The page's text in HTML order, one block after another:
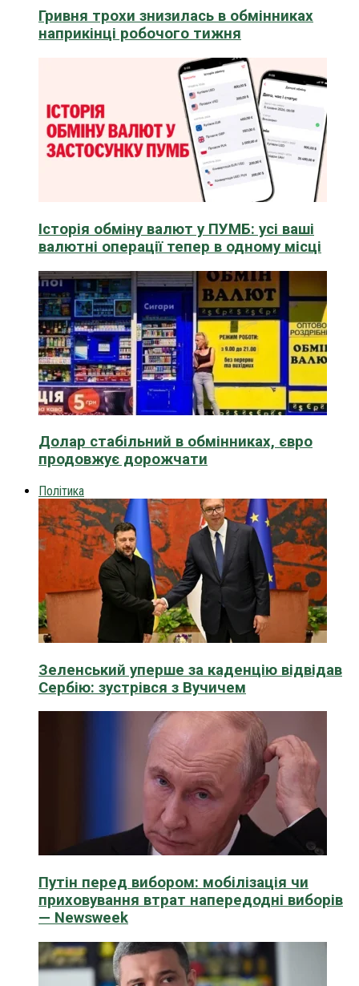
Гривня трохи знизилась в обмінниках
наприкінці робочого тижня
Історія обміну валют у ПУМБ: усі ваші
валютні операції тепер в одному місці
Долар стабільний в обмінниках, євро
продовжує дорожчати
Політика
Зеленський уперше за каденцію відвідав
Сербію: зустрівся з Вучичем
Путін перед вибором: мобілізація чи
приховування втрат напередодні виборів
— Newsweek